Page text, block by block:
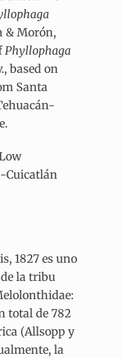
& Morón,
Phyllophaga
based on
Santa
Cuicatlán
1827 es uno
la tribu
total de 782
(Allsopp y
la